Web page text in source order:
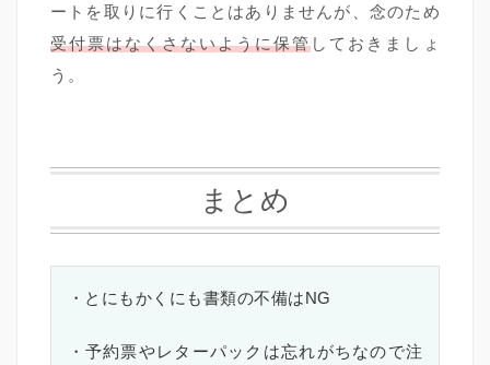
ートを取りに行くことはありませんが、念のため
受付票はなくさないように保管しておきましょ
う。
まとめ
・とにもかくにも書類の不備はNG
・予約票やレターパックは忘れがちなので注